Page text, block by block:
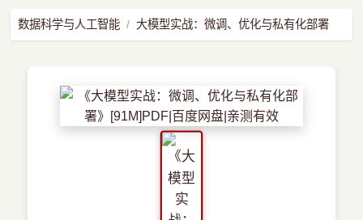
数据科学与人工智能 大模型实战：微调、优化与私有化部署